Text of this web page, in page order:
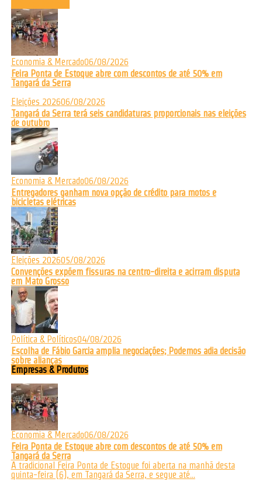
Economia & Mercado06/08/2026
Feira Ponta de Estoque abre com descontos de até 50% em
Tangará da Serra
Eleições 202606/08/2026
Tangará da Serra terá seis candidaturas proporcionais nas eleições
de outubro
Economia & Mercado06/08/2026
Entregadores ganham nova opção de crédito para motos e
bicicletas elétricas
Eleições 202605/08/2026
Convenções expõem fissuras na centro-direita e acirram disputa
em Mato Grosso
Política & Políticos04/08/2026
Escolha de Fábio Garcia amplia negociações; Podemos adia decisão
sobre alianças
Empresas & Produtos
Economia & Mercado06/08/2026
Feira Ponta de Estoque abre com descontos de até 50% em
Tangará da Serra
A tradicional Feira Ponta de Estoque foi aberta na manhã desta
quinta-feira (6), em Tangará da Serra, e segue até...